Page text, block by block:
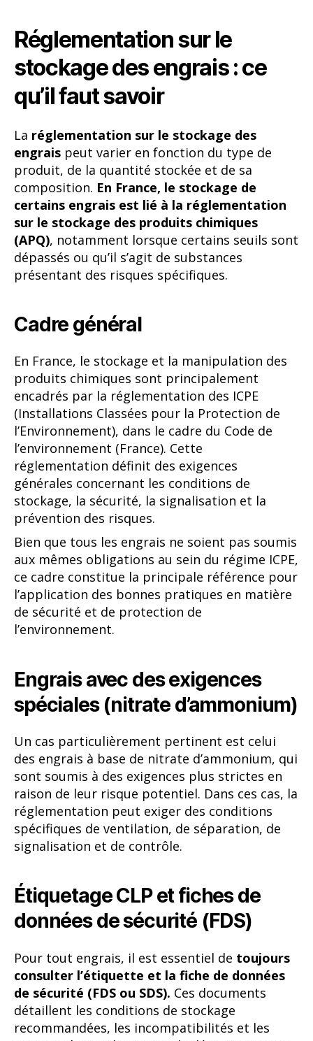
Réglementation sur le
stockage des engrais : ce
qu’il faut savoir
La réglementation sur le stockage des
engrais peut varier en fonction du type de
produit, de la quantité stockée et de sa
composition. En France, le stockage de
certains engrais est lié à la réglementation
sur le stockage des produits chimiques
(APQ), notamment lorsque certains seuils sont
dépassés ou qu’il s’agit de substances
présentant des risques spécifiques.
Cadre général
En France, le stockage et la manipulation des
produits chimiques sont principalement
encadrés par la réglementation des ICPE
(Installations Classées pour la Protection de
l’Environnement), dans le cadre du Code de
l’environnement (France). Cette
réglementation définit des exigences
générales concernant les conditions de
stockage, la sécurité, la signalisation et la
prévention des risques.
Bien que tous les engrais ne soient pas soumis
aux mêmes obligations au sein du régime ICPE,
ce cadre constitue la principale référence pour
l’application des bonnes pratiques en matière
de sécurité et de protection de
l’environnement.
Engrais avec des exigences
spéciales (nitrate d’ammonium)
Un cas particulièrement pertinent est celui
des engrais à base de nitrate d’ammonium, qui
sont soumis à des exigences plus strictes en
raison de leur risque potentiel. Dans ces cas, la
réglementation peut exiger des conditions
spécifiques de ventilation, de séparation, de
signalisation et de contrôle.
Étiquetage CLP et fiches de
données de sécurité (FDS)
Pour tout engrais, il est essentiel de toujours
consulter l’étiquette et la fiche de données
de sécurité (FDS ou SDS). Ces documents
détaillent les conditions de stockage
recommandées, les incompatibilités et les